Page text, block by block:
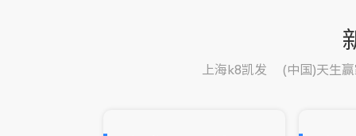
上海k8凯发(中国)天